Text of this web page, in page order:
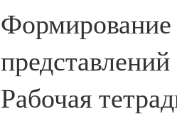
Формирование
Рабочая